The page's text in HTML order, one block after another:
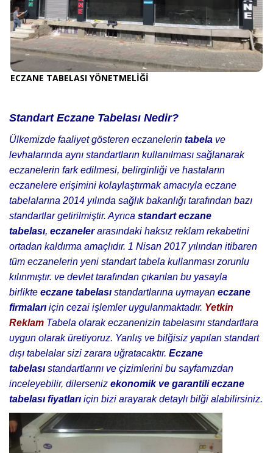
ECZANE TABELASI YÖNETMELİĞİ
Standart Eczane Tabelası Nedir?
Ülkemizde faaliyet gösteren eczanelerin tabela ve
levhalarında aynı standartların kullanılması sağlanarak
eczanelerin fark edilmesi, belirginliği ve hastaların
eczanelere erişimini kolaylaştırmak amacıyla eczane
tabelalarına 2014 yılında sağlık bakanlığı tarafından bazı
standartlar getirilmiştir. Ayrıca standart eczane
tabelası, eczanelerarasındaki haksız reklam rekabetini
ortadan kaldırma amaçlıdır. 1 Nisan 2017 yılından itibaren
tüm eczanelerin yeni standart tabela kullanması zorunlu
kılınmıştır. ve devlet tarafından çıkarılan bu yasayla
birlikte eczane tabelası standartlarına uymayan eczane
firmaları için cezai işlemler uygulanmaktadır. Yetkin
Reklam Tabela olarak eczanenizin tabelasını standartlara
uygun olarak üretiyoruz. Yanlış ve bilğisiz yapılan standart
dışı tabelalar sizi zarara uğratacaktır. Eczane
tabelası standartlarını ve çizimlerini bu sayfamızdan
inceleyebilir, dilerseniz ekonomik ve garantili eczane
tabelası fiyatları için bizi arayarak detaylı bilği alabilirsiniz.